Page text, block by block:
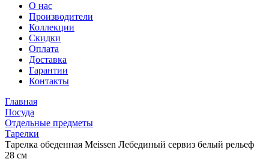
О нас
Производители
Коллекции
Скидки
Оплата
Доставка
Гарантии
Контакты
Главная
Посуда
Отдельные предметы
Тарелки
Тарелка обеденная Meissen Лебединый сервиз белый рельеф
28 см